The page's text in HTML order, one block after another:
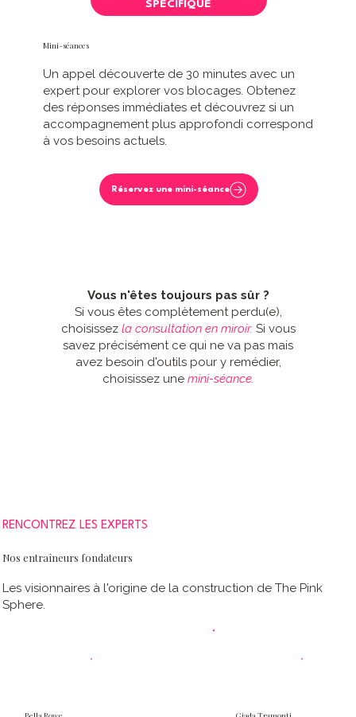
SPÉCIFIQUE
Mini-séances
Un appel découverte de 30 minutes avec un
expert pour explorer vos blocages. Obtenez
des réponses immédiates et découvrez si un
accompagnement plus approfondi correspond
à vos besoins actuels.
Réservez une mini-séance
Vous n'êtes toujours pas sûr ?
Si vous êtes complètement perdu(e),
choisissez la consultation en miroir. Si vous
savez précisément ce qui ne va pas mais
avez besoin d'outils pour y remédier,
choisissez une mini-séance.
RENCONTREZ LES EXPERTS
Nos entraîneurs fondateurs
Les visionnaires à l'origine de la construction de The Pink
Sphere.
Bella Rowe Giada Tramonti